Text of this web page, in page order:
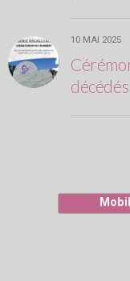
10 MAI 2025
décédés